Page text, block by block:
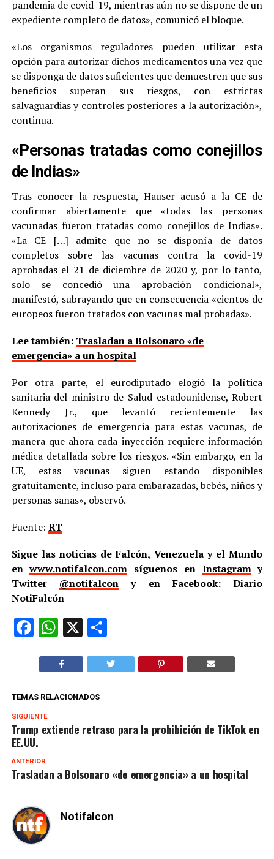
pandemia de covid-19, mientras aún no se dispone de un
expediente completo de datos», comunicó el bloque.
«Los organismos reguladores pueden utilizar esta
opción para autorizar dichos medicamentos una vez que
se disponga de datos suficientes que demuestren que sus
beneficios superan sus riesgos, con estrictas
salvaguardias y controles posteriores a la autorización»,
continua.
«Personas tratadas como conejillos
de Indias»
Tras conocer la respuesta, Hauser acusó a la CE de
confirmar abiertamente que «todas las personas
vacunadas fueron tratadas como conejillos de Indias».
«La CE […] admite que no se disponía de datos
completos sobre las vacunas contra la covid-19
aprobadas el 21 de diciembre de 2020 y, por lo tanto,
solo se concedió una aprobación condicional»,
manifestó, subrayando que en consecuencia «cientos de
europeos fueron tratados con vacunas mal probadas».
Lee también: Trasladan a Bolsonaro «de
emergencia» a un hospital
Por otra parte, el eurodiputado elogió la política
sanitaria del ministro de Salud estadounidense, Robert
Kennedy Jr., que levantó recientemente las
autorizaciones de emergencia para estas vacunas, de
manera que ahora cada inyección requiere información
médica detallada sobre los riesgos. «Sin embargo, en la
UE, estas vacunas siguen estando disponibles
gratuitamente, incluso para embarazadas, bebés, niños y
personas sanas», observó.
Fuente: RT
Sigue las noticias de Falcón, Venezuela y el Mundo
enwww.notifalcon.com síguenos en Instagramy
Twitter @notifalcon y en Facebook: Diario
NotiFalcón
Facebook
WhatsApp
X Compartir
TEMAS RELACIONADOS
SIGUIENTE
Trump extiende retraso para la prohibición de TikTok en
EE.UU.
ANTERIOR
Trasladan a Bolsonaro «de emergencia» a un hospital
Notifalcon